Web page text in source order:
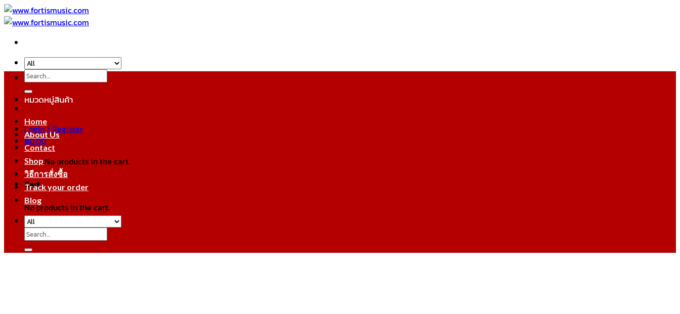
Skip
to
Search
for:
Login / Register
฿0.00
No products in the cart.
Cart
No products in the cart.
หมวดหมู่สินค้า
Home
About Us
Contact
Shop
วิธีการสั่งซื้อ
Track your order
Blog
Search
for: